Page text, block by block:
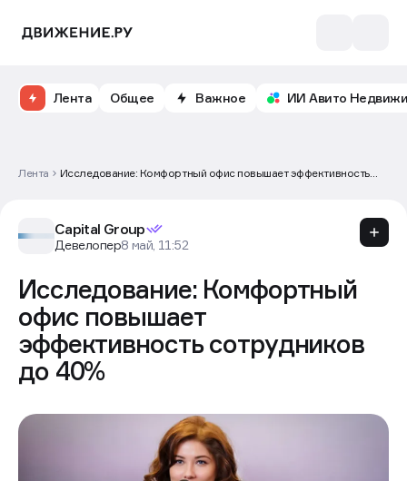
Лента Общее Важное ИИ Авито
Лента
Исследование: Комфортный офис повышает эффективность
Capital Group
Девелопер8 май, 11:52
Исследование: Комфортный
офис повышает
эффективность сотрудников
до 40%